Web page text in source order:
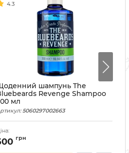
4.3
шампунь The
Revenge Shampoo
мл
5060297002663
грн